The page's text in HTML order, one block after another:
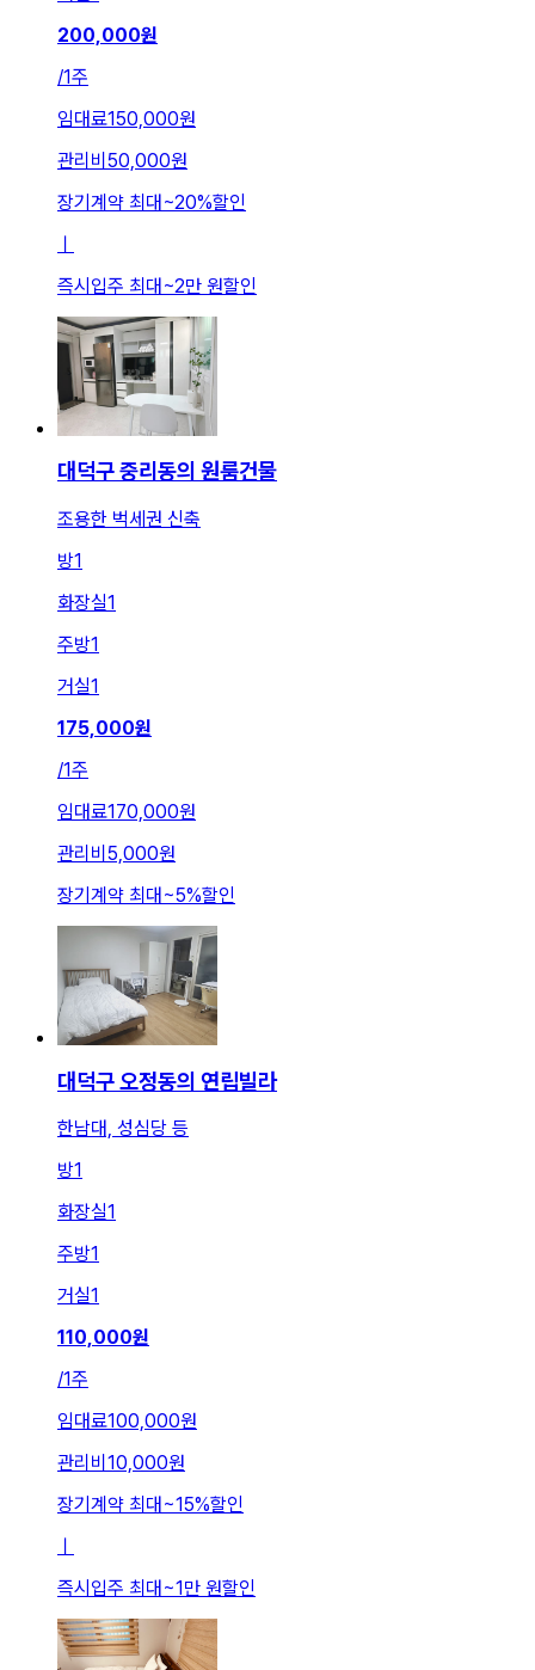
200,000원
/1주
임대료150,000원
관리비 50,000원
장기계약 최대~20%할인
ㅣ
즉시입주 최대~2만 원할인
대덕구 중리동의 원룸건물
조용한 벅세권 신축
방1
화장실1
주방1
거실1
175,000원
/1주
임대료170,000원
관리비 5,000원
장기계약 최대~5%할인
대덕구 오정동의 연립빌라
한남대, 성심당 등
방1
화장실1
주방1
거실1
110,000원
/1주
임대료100,000원
관리비 10,000원
장기계약 최대 ~15%할인
즉시입주 최대 ~1만 원할인